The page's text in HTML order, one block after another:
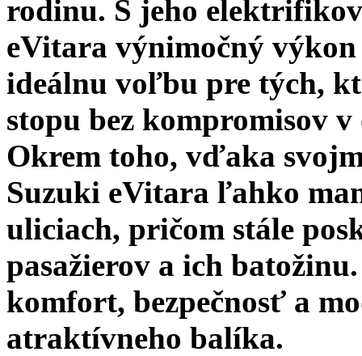
rodinu. S jeho
eVitara výnimočný
ideálnu voľbu pre tých,
stopu bez kompromisov
Okrem toho, vďaka
Suzuki eVitara ľahko
uliciach, pričom stále
pasažierov a ich
komfort, bezpečnosť a
atraktívneho balíka.